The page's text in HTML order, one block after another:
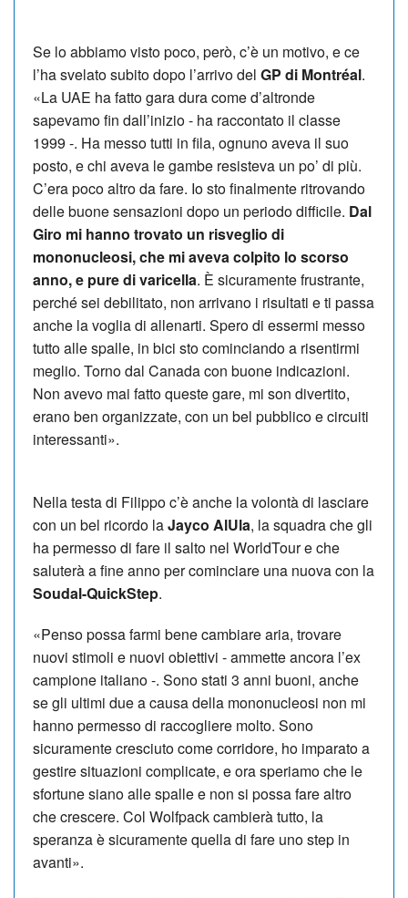
Se lo abbiamo visto poco, però, c’è un motivo, e ce
l’ha svelato subito dopo l’arrivo del GP di Montréal.
«La UAE ha fatto gara dura come d’altronde
sapevamo fin dall’inizio - ha raccontato il classe
1999 -. Ha messo tutti in fila, ognuno aveva il suo
posto, e chi aveva le gambe resisteva un po’ di più.
C’era poco altro da fare. Io sto finalmente ritrovando
delle buone sensazioni dopo un periodo difficile. Dal
Giro mi hanno trovato un risveglio di
mononucleosi, che mi aveva colpito lo scorso
anno, e pure di varicella. È sicuramente frustrante,
perché sei debilitato, non arrivano i risultati e ti passa
anche la voglia di allenarti. Spero di essermi messo
tutto alle spalle, in bici sto cominciando a risentirmi
meglio. Torno dal Canada con buone indicazioni.
Non avevo mai fatto queste gare, mi son divertito,
erano ben organizzate, con un bel pubblico e circuiti
interessanti».
Nella testa di Filippo c’è anche la volontà di lasciare
con un bel ricordo laJayco AlUla, la squadra che gli
ha permesso di fare il salto nel WorldTour e che
saluterà a fine anno per cominciare una nuova con la
Soudal-QuickStep.
«Penso possa farmi bene cambiare aria, trovare
nuovi stimoli e nuovi obiettivi - ammette ancora l’ex
campione italiano -. Sono stati 3 anni buoni, anche
se gli ultimi due a causa della mononucleosi non mi
hanno permesso di raccogliere molto. Sono
sicuramente cresciuto come corridore, ho imparato a
gestire situazioni complicate, e ora speriamo che le
sfortune siano alle spalle e non si possa fare altro
che crescere. Col Wolfpack cambierà tutto, la
speranza è sicuramente quella di fare uno step in
avanti».